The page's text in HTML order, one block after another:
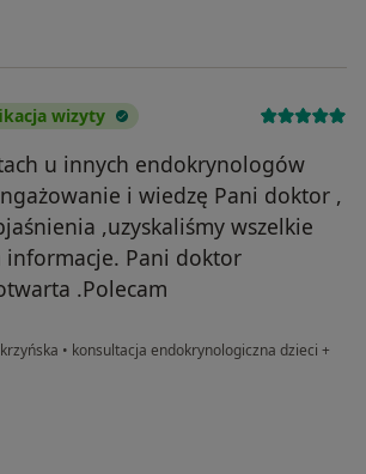
wizyty
u innych endokrynologów
i wiedzę Pani doktor ,
,uzyskaliśmy wszelkie
informacje. Pani doktor
.Polecam
• konsultacja endokrynologiczna dzieci +